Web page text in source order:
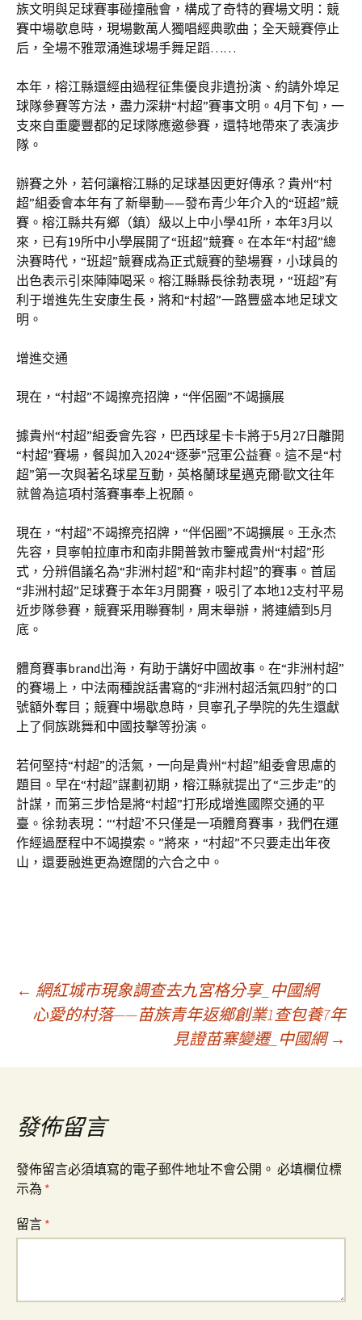
族文明與足球賽事碰撞融會，構成了奇特的賽場文明：競
賽中場歇息時，現場數萬人獨唱經典歌曲；全天競賽停止
后，全場不雅眾涌進球場手舞足蹈……
本年，榕江縣還經由過程征集優良非遺扮演、約請外埠足
球隊參賽等方法，盡力深耕“村超”賽事文明。4月下旬，一
支來自重慶豐都的足球隊應邀參賽，還特地帶來了表演步
隊。
辦賽之外，若何讓榕江縣的足球基因更好傳承？貴州“村
超”組委會本年有了新舉動——發布青少年介入的“班超”競
賽。榕江縣共有鄉（鎮）級以上中小學41所，本年3月以
來，已有19所中小學展開了“班超”競賽。在本年“村超”總
決賽時代，“班超”競賽成為正式競賽的墊場賽，小球員的
出色表示引來陣陣喝采。榕江縣縣長徐勃表現，“班超”有
利于增進先生安康生長，將和“村超”一路豐盛本地足球文
明。
增進交通
現在，“村超”不竭擦亮招牌，“伴侶圈”不竭擴展
據貴州“村超”組委會先容，巴西球星卡卡將于5月27日離開
“村超”賽場，餐與加入2024“逐夢”冠軍公益賽。這不是“村
超”第一次與著名球星互動，英格蘭球星邁克爾·歐文往年
就曾為這項村落賽事奉上祝願。
現在，“村超”不竭擦亮招牌，“伴侶圈”不竭擴展。王永杰
先容，貝寧帕拉庫市和南非開普敦市鑒戒貴州“村超”形
式，分辨倡議名為“非洲村超”和“南非村超”的賽事。首屆
“非洲村超”足球賽于本年3月開賽，吸引了本地12支村平易
近步隊參賽，競賽采用聯賽制，周末舉辦，將連續到5月
底。
體育賽事brand出海，有助于講好中國故事。在“非洲村超”
的賽場上，中法兩種說話書寫的“非洲村超活氣四射”的口
號額外奪目；競賽中場歇息時，貝寧孔子學院的先生還獻
上了侗族跳舞和中國技擊等扮演。
若何堅持“村超”的活氣，一向是貴州“村超”組委會思慮的
題目。早在“村超”謀劃初期，榕江縣就提出了“三步走”的
計謀，而第三步恰是將“村超”打形成增進國際交通的平
臺。徐勃表現：“‘村超’不只僅是一項體育賽事，我們在運
作經過歷程中不竭摸索。”將來，“村超”不只要走出年夜
山，還要融進更為遼闊的六合之中。
文
導
覽
← 網紅城市現象調查去九宮格分享_中國網
心愛的村落——苗族青年返鄉創業1查包養7年
見證苗寨變遷_中國網 →
發佈留言
發佈留言必須填寫的電子郵件地址不會公開。 必填欄位標
示為 *
留言 *